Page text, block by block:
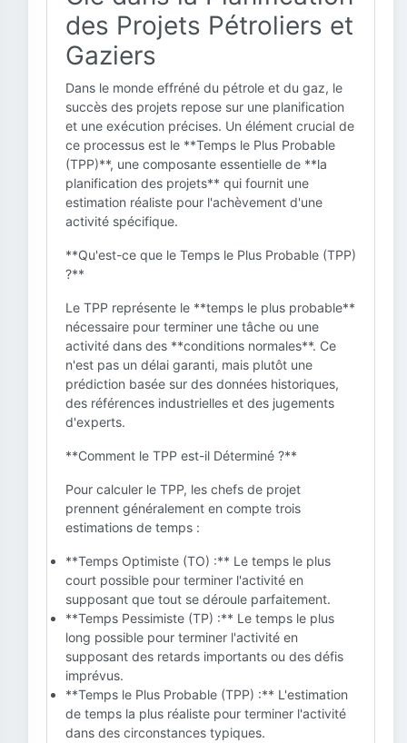
des Projets Pétroliers et
Gaziers
Dans le monde effréné du pétrole et du gaz, le
succès des projets repose sur une planification
et une exécution précises. Un élément crucial de
ce processus est le **Temps le Plus Probable
(TPP)**, une composante essentielle de **la
planification des projets** qui fournit une
estimation réaliste pour l'achèvement d'une
activité spécifique.
**Qu'est-ce que le Temps le Plus Probable (TPP)
?**
Le TPP représente le **temps le plus probable**
nécessaire pour terminer une tâche ou une
activité dans des **conditions normales**. Ce
n'est pas un délai garanti, mais plutôt une
prédiction basée sur des données historiques,
des références industrielles et des jugements
d'experts.
**Comment le TPP est-il Déterminé ?**
Pour calculer le TPP, les chefs de projet
prennent généralement en compte trois
estimations de temps :
**Temps Optimiste (TO) :** Le temps le plus
court possible pour terminer l'activité en
supposant que tout se déroule parfaitement.
**Temps Pessimiste (TP) :** Le temps le plus
long possible pour terminer l'activité en
supposant des retards importants ou des défis
imprévus.
**Temps le Plus Probable (TPP) :** L'estimation
de temps la plus réaliste pour terminer l'activité
dans des circonstances typiques.